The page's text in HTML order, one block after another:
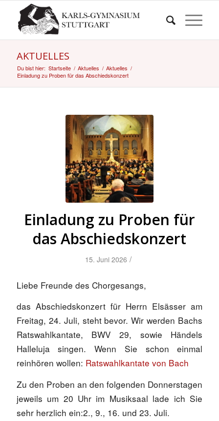
AKTUELLES
Du bist hier: Startseite / Aktuelles / Aktuelles /
Einladung zu Proben für das Abschiedskonzert
Einladung zu Proben für
das Abschiedskonzert
15. Juni 2026 /
Liebe Freunde des Chorgesangs,
das Abschiedskonzert für Herrn Elsässer am
Freitag, 24. Juli, steht bevor. Wir werden Bachs
Ratswahlkantate, BWV 29, sowie Händels
Halleluja singen. Wenn Sie schon einmal
reinhören wollen: Ratswahlkantate von Bach
Zu den Proben an den folgenden Donnerstagen
jeweils um 20 Uhr im Musiksaal lade ich Sie
sehr herzlich ein:2., 9., 16. und 23. Juli.